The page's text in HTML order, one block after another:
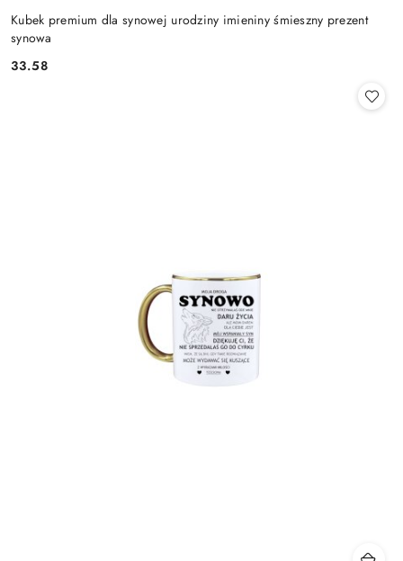
Kubek premium dla synowej urodziny imieniny śmieszny prezent
synowa
Cena:
33.58